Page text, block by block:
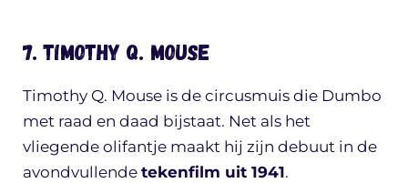
7. Timothy Q. Mouse
Timothy Q. Mouse is de circusmuis die Dumbo
met raad en daad bijstaat. Net als het
vliegende olifantje maakt hij zijn debuut in de
avondvullende tekenfilm uit 1941.